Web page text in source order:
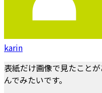
karin
表紙だけ画像で見たこと
んでみたいです。